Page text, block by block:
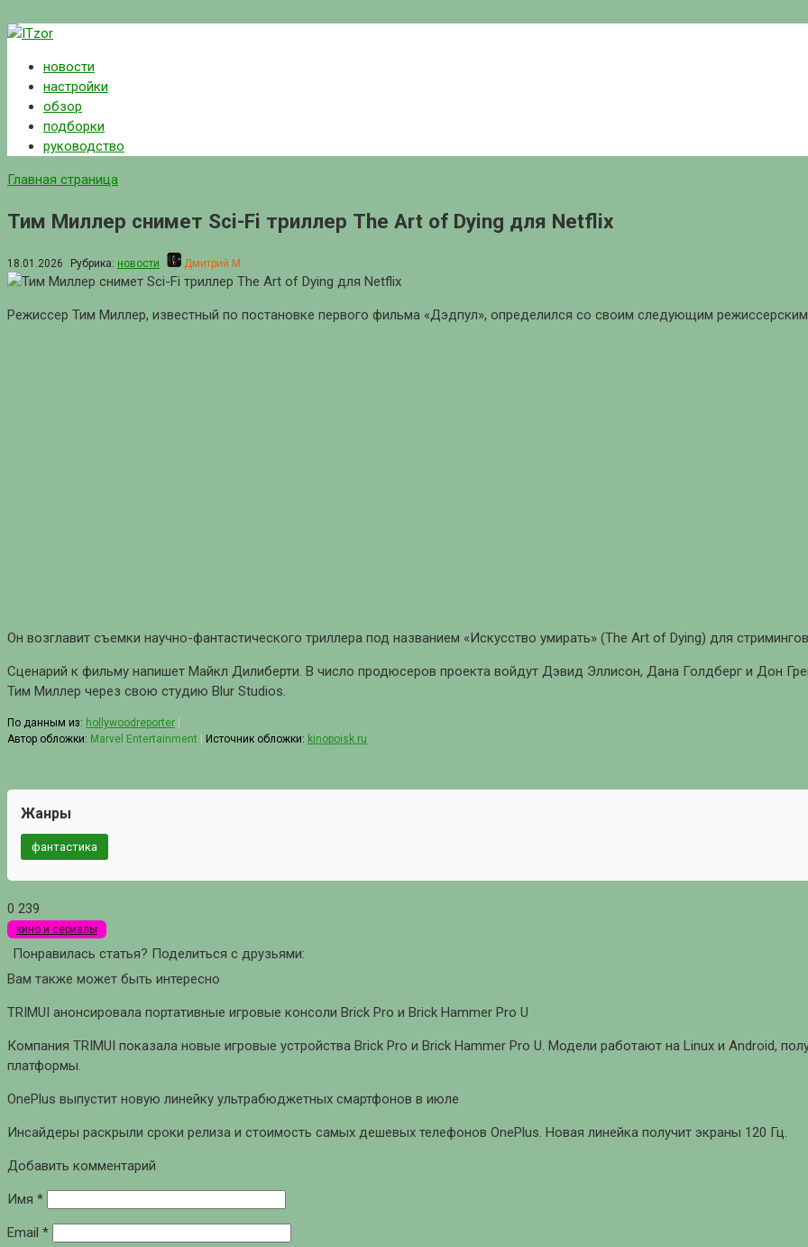
Перейти
контентуновости
настройки
обзор
подборки
руководство
Главная страница
Тим Миллер снимет Sci-Fi триллер The Art of Dying для Netflix
18.01.2026 Рубрика: новости Дмитрий М
Режиссер Тим Миллер, известный по постановке первого фильма «Дэдпул», определился со своим следующим
Он возглавит съемки научно-фантастического триллера под названием «Искусство умирать» (The Art of Dying) для
Сценарий к фильму напишет Майкл Дилиберти. В число продюсеров проекта войдут Дэвид Эллисон, Дана Голдберг и Дон
Тим Миллер через свою студию Blur Studios.
По данным из: hollywoodreporter
Автор обложки: Marvel Entertainment Источник обложки: kinopoisk.ru
Жанры
фантастика
0 239
кино и сериалы
Понравилась статья? Поделиться с друзьями:
Вам также может быть интересно
TRIMUI анонсировала портативные игровые консоли Brick Pro и Brick Hammer Pro U
Компания TRIMUI показала новые игровые устройства Brick Pro и Brick Hammer Pro U. Модели работают на Linux и Android,
платформы.
OnePlus выпустит новую линейку ультрабюджетных смартфонов в июле
Инсайдеры раскрыли сроки релиза и стоимость самых дешевых телефонов OnePlus. Новая линейка получит экраны 120 Гц.
Добавить комментарий
Имя *
Email *